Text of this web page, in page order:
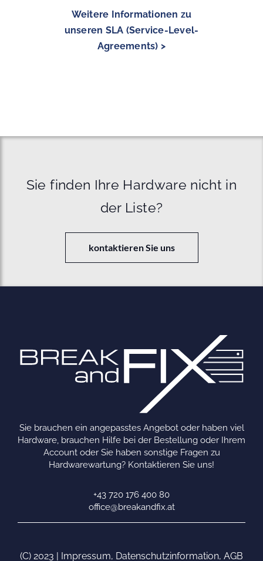
Weitere Informationen zu
unseren SLA (Service-Level-
Agreements) >
Sie finden Ihre Hardware nicht in
der Liste?
kontaktieren Sie uns
Sie brauchen ein angepasstes Angebot oder haben viel
Hardware, brauchen Hilfe bei der Bestellung oder Ihrem
Account oder Sie haben sonstige Fragen zu
Hardwarewartung? Kontaktieren Sie uns!
+43 720 176 400 80
office@breakandfix.at
(C) 2023 | Impressum, Datenschutzinformation, AGB